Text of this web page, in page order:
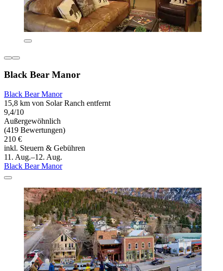
Black Bear Manor
Black Bear Manor
15,8 km von Solar Ranch entfernt
9,4/10
Außergewöhnlich
(419 Bewertungen)
210 €
inkl. Steuern & Gebühren
11. Aug.–12. Aug.
Black Bear Manor